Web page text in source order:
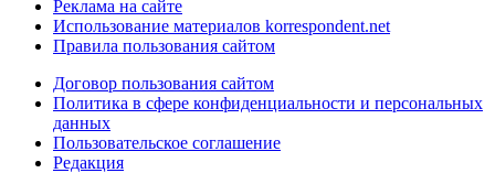
Реклама на сайте
Использование материалов korrespondent.net
Правила пользования сайтом
Договор пользования сайтом
Политика в сфере конфиденциальности и персональных
данных
Пользовательское соглашение
Редакция